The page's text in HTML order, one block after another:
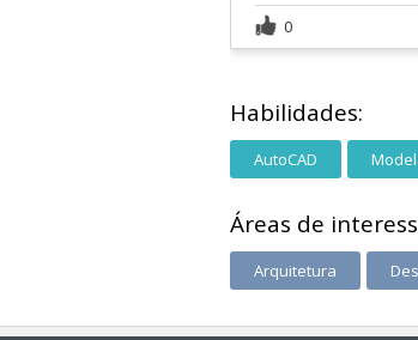
0
Habilidades:
AutoCAD
Áreas de
Arquitetura